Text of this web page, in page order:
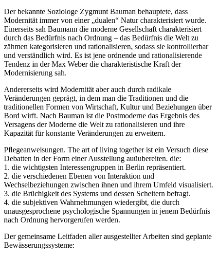
Der bekannte Soziologe Zygmunt Bauman behauptete, dass
Modernität immer von einer „dualen“ Natur charakterisiert wurde.
Einerseits sah Baumann die moderne Gesellschaft charakterisiert
durch das Bedürfnis nach Ordnung – das Bedürfnis die Welt zu
zähmen kategorisieren und rationalisieren, sodass sie kontrollierbar
und verständlich wird. Es ist jene ordnende und rationalisierende
Tendenz in der Max Weber die charakteristische Kraft der
Modernisierung sah.
Andererseits wird Modernität aber auch durch radikale
Veränderungen geprägt, in dem man die Traditionen und die
traditionellen Formen von Wirtschaft, Kultur und Beziehungen über
Bord wirft. Nach Bauman ist die Postmoderne das Ergebnis des
Versagens der Moderne die Welt zu rationalisieren und ihre
Kapazität für konstante Veränderungen zu erweitern.
Pﬂegeanweisungen. The art of living together ist ein Versuch diese
Debatten in der Form einer Ausstellung auüubereiten. die:
1. die wichtigsten Interessengruppen in Berlin repräsentiert.
2. die verschiedenen Ebenen von Interaktion und
Wechselbeziehungen zwischen ihnen und ihrem Umfeld visualisiert.
3. die Brüchigkeit des Systems und dessen Scheitern befragt.
4. die subjektiven Wahrnehmungen wiedergibt, die durch
unausgesprochene psychologische Spannungen in jenem Bedürfnis
nach Ordnung hervorgerufen werden.
Der gemeinsame Leitfaden aller ausgestellter Arbeiten sind geplante
Bewässerungssysteme: